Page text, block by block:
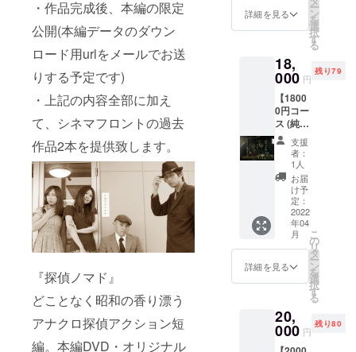
・作品完成後、本編の限定
公開(本編データのダウン
ロード用urlをメールでお送
りする予定です)
・上記の内容全部に加え
て、シネマフロントの過去
作品2本を提供致します。
『探偵ノマド』
どことなく昭和の香り漂う
アナクロ探偵アクション短
編。本編DVD・オリジナル
ザイン
は仮の
もので
合によ
り変更
になる
場合が
ござい
ますの
でご了
承くだ
い。）
で磨い
た純米
吟醸酒
柔らか
な口当
たりと
ほのか
な香り
が料理
を引き
立てま
す。水
谷酒造
ののお
酒を
知って
頂くに
は持っ
て来い
の、ス
タン
ダード
す。
（ラベ
ルのデ
本酒
「原酒
720ml
瓶1本
（特別
記念ラ
ベル）
を提供
致しま
す。 愛
知県産
の飯米
「あい
ちのか
おり」
で醸し
た当社
のロン
グセ
ラー酒
です。
コール
分は日
本酒の
最高ア
る予定
です) ・
部に加
えて、
水谷酒
造の代
表銘柄
「千
瓢」の
ロゴ入
りオリ
ジナルT
シャツ1
着を提
供致し
ます。
色は
イズは
S、M、
からお
選び頂
けま
す。
によ
り、実
がござ
いま
す。）
・作品
完成
後、本
編の限
定公開
(本編
データ
のダウ
ンロー
ド用url
をメー
ルでお
る予定
です) ・
部に加
えて、
水谷酒
ティ参
場所は
名古屋
市又は
近郊に
て行い
ます。
参加料
金は別
途頂戴
致しま
す。な
お、
パー
ティは
新型コ
イルス
の情勢
施しな
い場合
がござ
入くだ
による
活動報
告及び
メッ
セージ
動画等
の配信
（作品
完成ま
で不定
期） ・
希望者
による
零号試
写会及
び試写
会後の
（日時
未定・
場所は
ご購入
いただ
けませ
エンド
ロール
に「特
別協
力」と
してお
名前を
記載
（公序
良俗に
反しな
いも
の・機
種依存
文字等
でない
もので
ず備考
欄にご
希望の
詳細を見る ー
ン
を
選
択
す
る
18,
000 円
残り79
【1800
0円コー
ス (純米
大吟醸
千瓢)】
※リター
ンに酒
類を含
むた
め、未
成年者
の方は
ご購入
いただ
けませ
ん。 ・
ロール
に「特
別協
支援
者：
1人
お届
け予
定：
2022
年04
月
詳細を見る
こ
の
リ
タ
ー
ン
を
選
択
す
る
20,
000 円
残り80